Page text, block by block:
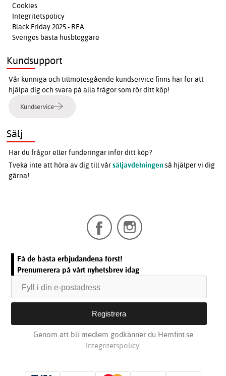
Cookies
Integritetspolicy
Black Friday 2025 - REA
Sveriges bästa husbloggare
Kundsupport
Vår kunniga och tillmötesgående kundservice finns här för att
hjälpa dig och svara på alla frågor som rör ditt köp!
Kundservice
Sälj
Har du frågor eller funderingar inför ditt köp?
Tveka inte att höra av dig till vårsäljavdelningen så hjälper vi dig
gärna!
Få de bästa erbjudandena först!
Prenumerera på vårt nyhetsbrev idag
Genom att bli medlem godkänner du Hemfint.se
Integritetspolicy.